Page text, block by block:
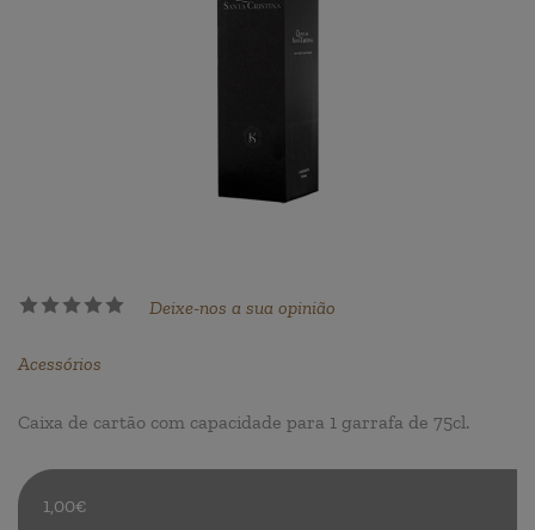
Deixe-nos a sua opinião
Acessórios
Caixa de cartão com capacidade para 1 garrafa de 75cl.
1,00€